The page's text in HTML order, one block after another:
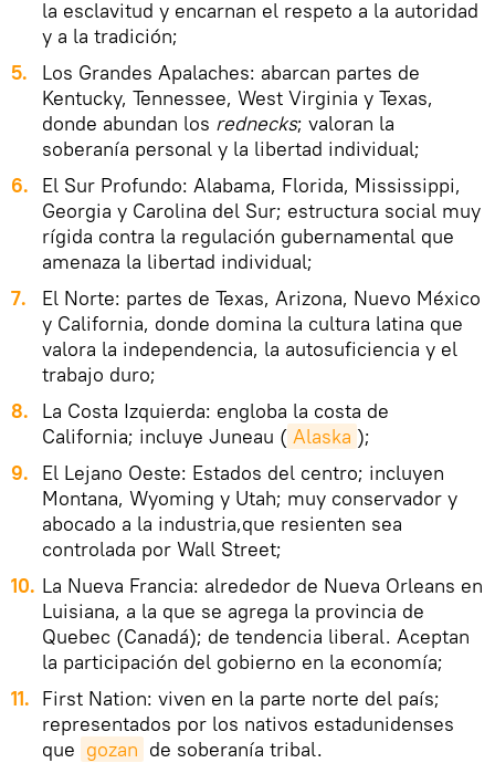
la esclavitud y encarnan el respeto a la autoridad
y a la tradición;
Los Grandes Apalaches: abarcan partes de
Kentucky, Tennessee, West Virginia y Texas,
donde abundan los rednecks; valoran la
soberanía personal y la libertad individual;
El Sur Profundo: Alabama, Florida, Mississippi,
Georgia y Carolina del Sur; estructura social muy
rígida contra la regulación gubernamental que
amenaza la libertad individual;
El Norte: partes de Texas, Arizona, Nuevo México
y California, donde domina la cultura latina que
valora la independencia, la autosuficiencia y el
trabajo duro;
La Costa Izquierda: engloba la costa de
California; incluye Juneau ( Alaska );
El Lejano Oeste: Estados del centro; incluyen
Montana, Wyoming y Utah; muy conservador y
abocado a la industria,que resienten sea
controlada por Wall Street;
La Nueva Francia: alrededor de Nueva Orleans en
Luisiana, a la que se agrega la provincia de
Quebec (Canadá); de tendencia liberal. Aceptan
la participación del gobierno en la economía;
First Nation: viven en la parte norte del país;
representados por los nativos estadunidenses
que gozan de soberanía tribal.